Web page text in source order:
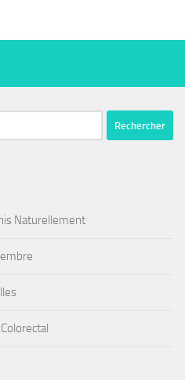
Naturellement